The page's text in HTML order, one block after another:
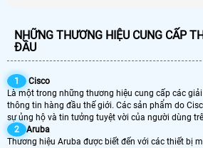
NHỮNG THƯƠNG HIỆU CUNG CẤP
ĐẦU
1
Cisco
Là một trong những thương hiệu cung cấp các
thông tin hàng đầu thế giới. Các sản phẩm do
sự ủng hộ và tin tưởng tuyệt vời của người dùng
2
Aruba
Thương hiệu Aruba được biết đến với các thiết bị